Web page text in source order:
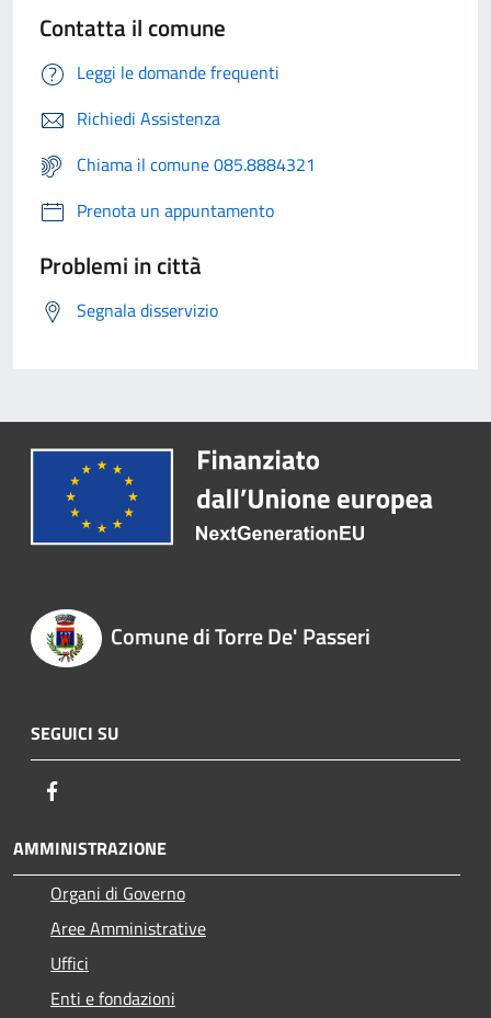
Contatta il comune
Leggi le domande frequenti
Richiedi Assistenza
Chiama il comune 085.8884321
Prenota un appuntamento
Problemi in città
Segnala disservizio
Comune di Torre De' Passeri
SEGUICI SU
AMMINISTRAZIONE
Organi di Governo
Aree Amministrative
Uffici
Enti e fondazioni